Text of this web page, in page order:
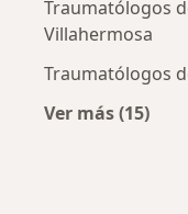
Traumatólogos
Villahermosa
Traumatólogos
Ver más (15)